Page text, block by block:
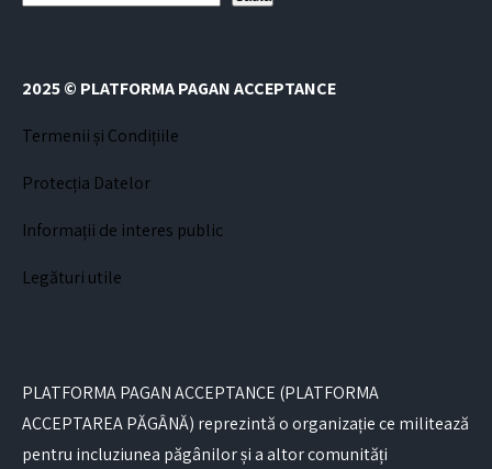
2025 © PLATFORMA PAGAN ACCEPTANCE
Termenii și Condițiile
Protecția Datelor
Informații de interes public
Legături utile
PLATFORMA PAGAN ACCEPTANCE (PLATFORMA
ACCEPTAREA PĂGÂNĂ) reprezintă o organizație ce militează
pentru incluziunea păgânilor și a altor comunități